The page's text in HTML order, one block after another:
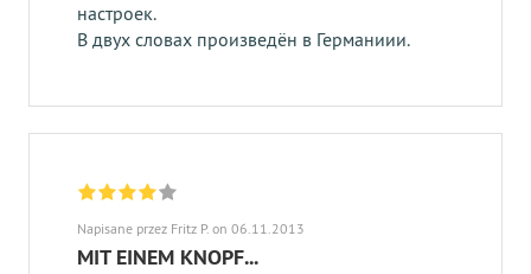
настроек.
В двух словах произведён в Германиии.
Napisane przez Fritz P. on 06.11.2013
MIT EINEM KNOPF...